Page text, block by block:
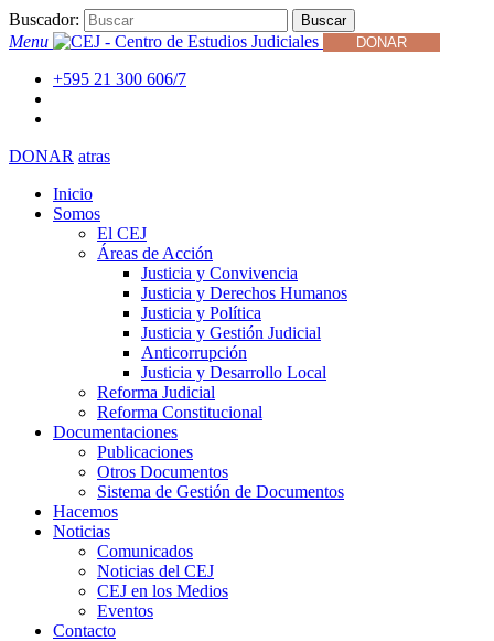
Buscador: Buscar
Menu DONAR
+595 21 300 606/7
DONAR atras
Inicio
Somos
El CEJ
Áreas de Acción
Justicia y Convivencia
Justicia y Derechos Humanos
Justicia y Política
Justicia y Gestión Judicial
Anticorrupción
Justicia y Desarrollo Local
Reforma Judicial
Reforma Constitucional
Documentaciones
Publicaciones
Otros Documentos
Sistema de Gestión de Documentos
Hacemos
Noticias
Comunicados
Noticias del CEJ
CEJ en los Medios
Eventos
Contacto